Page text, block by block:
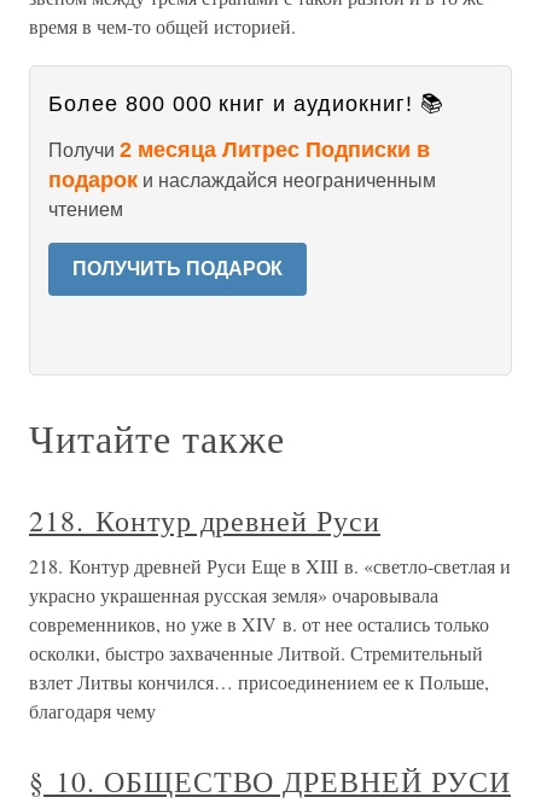
время в чем-то общей историей.
Более 800 000 книг и аудиокниг! 📚
Получи 2 месяца Литрес Подписки в
подарок и наслаждайся неограниченным
чтением
ПОЛУЧИТЬ ПОДАРОК
Читайте также
218. Контур древней Руси
218. Контур древней Руси Еще в XIII в. «светло-светлая и
украсно украшенная русская земля» очаровывала
современников, но уже в XIV в. от нее остались только
осколки, быстро захваченные Литвой. Стремительный
взлет Литвы кончился… присоединением ее к Польше,
благодаря чему
§ 10. ОБЩЕСТВО ДРЕВНЕЙ РУСИ